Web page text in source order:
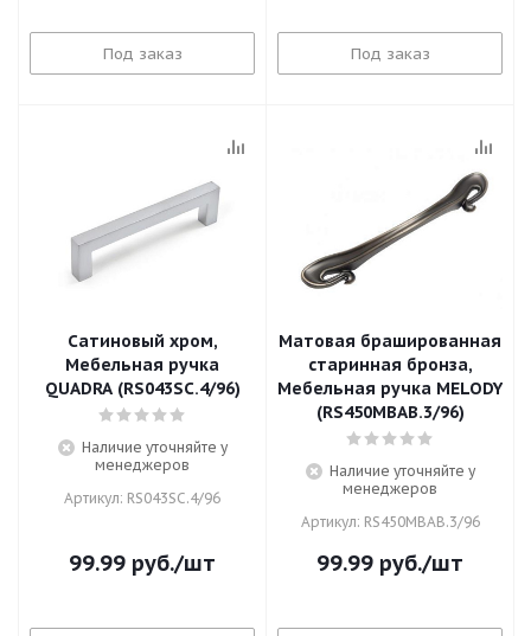
Под заказ Под заказ
Сатиновый хром,
Мебельная ручка
QUADRA (RS043SC.4/96)
Наличие уточняйте у
менеджеров
Артикул: RS043SC.4/96
99.99 руб./шт
Матовая брашированная
старинная бронза,
Мебельная ручка MELODY
(RS450MBAB.3/96)
Наличие уточняйте у
менеджеров
Артикул: RS450MBAB.3/96
99.99 руб./шт